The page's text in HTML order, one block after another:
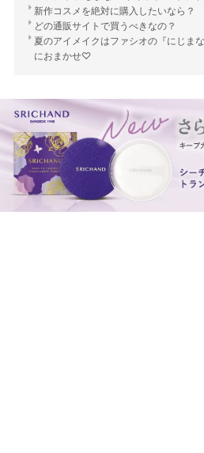
新作コスメを絶対に購入したいなら？
どの通販サイトで買うべきなの？
夏のアイメイクはファシオの『にじま
におまかせ♡